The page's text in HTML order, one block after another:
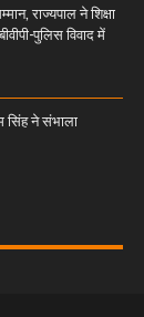
राज्यपाल ने शिक्षा
पुलिस विवाद में
सिंह ने संभाला